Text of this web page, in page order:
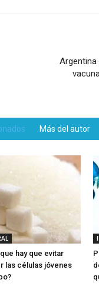
Más del autor
hay que evitar
las células jóvenes